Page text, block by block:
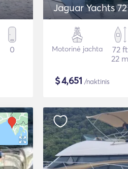
0
Jaguar Yachts 72
Motorinė jachta
72 ft
22 m
$4,651 /naktinis